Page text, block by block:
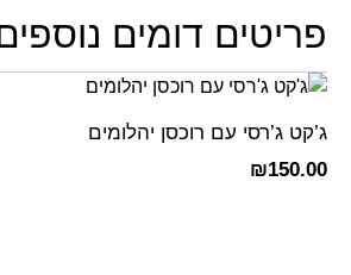
פריטים דומים
ג’קט ג’רסי עם רוכסן יהלומים
₪150.00